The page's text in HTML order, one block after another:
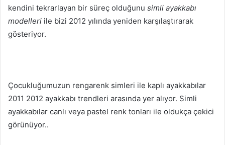
kendini tekrarlayan bir süreç olduğunu simli ayakkabı
modelleri ile bizi 2012 yılında yeniden karşılaştırarak
gösteriyor.
Çocukluğumuzun rengarenk simleri ile kaplı ayakkabılar
2011 2012 ayakkabı trendleri arasında yer alıyor. Simli
ayakkabılar canlı veya pastel renk tonları ile oldukça çekici
görünüyor..